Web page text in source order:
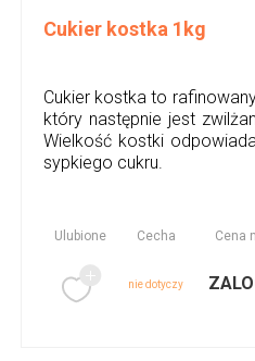
Cukier kostka 1kg
Cukier kostka to
który następnie jest
Wielkość kostki
sypkiego cukru.
Ulubione Cecha Cena
nie dotyczy